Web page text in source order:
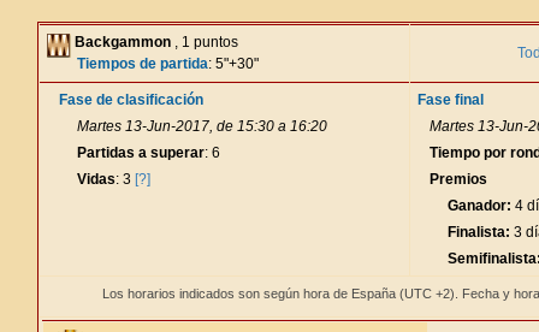
Backgammon , 1 puntos
Tiempos de partida: 5"+30"
Fase de clasificación
Martes 13-Jun-2017, de 15:30 a 16:20
Partidas a superar: 6
Vidas: 3 [?]
Fase final
Martes 13-Jun-
Tiempo por
Premios
Ganador: 4
Finalista: 3
Los horarios indicados son según hora de España (UTC +2). Fecha y